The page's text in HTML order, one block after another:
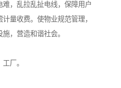
，乱拉乱扯电线，保障用户
量收费。使物业规范管理，
，营造和谐社会。
厂。